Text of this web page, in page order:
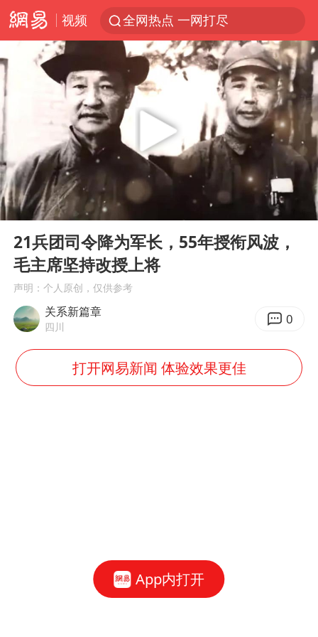
视频 全网热点 一网打尽
Play
00:00 11:54
21兵团司令降为军长，55年授衔风波，
毛主席坚持改授上将
声明：个人原创，仅供参考
关系新篇章
四川 0
打开网易新闻 体验效果更佳
App内打开